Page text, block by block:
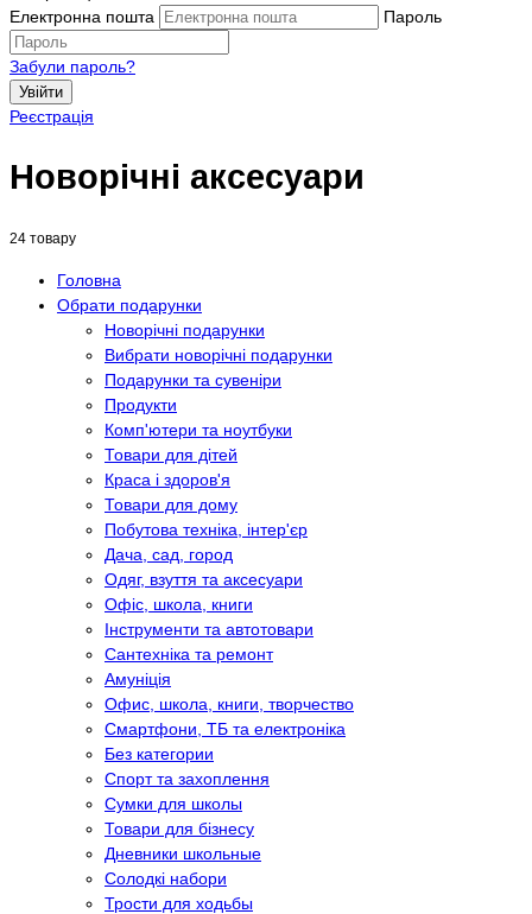
Електронна пошта
Пароль
Забули пароль?
Увійти
Реєстрація
Новорічні аксесуари
24 товару
Головна
Обрати подарунки
Новорічні подарунки
Вибрати новорічні подарунки
Подарунки та сувеніри
Продукти
Комп'ютери та ноутбуки
Товари для дітей
Краса і здоров'я
Товари для дому
Побутова техніка, інтер'єр
Дача, сад, город
Одяг, взуття та аксесуари
Офіс, школа, книги
Інструменти та автотовари
Сантехніка та ремонт
Амуніція
Офис, школа, книги, творчество
Смартфони, ТБ та електроніка
Без категории
Спорт та захоплення
Сумки для школы
Товари для бізнесу
Дневники школьные
Солодкі набори
Трости для ходьбы